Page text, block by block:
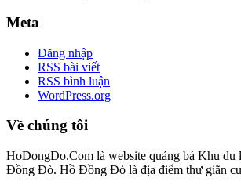
Meta
Đăng nhập
RSS bài viết
RSS bình luận
WordPress.org
Về chúng tôi
HoDongDo.Com là website quảng bá Khu
Đồng Đò. Hồ Đồng Đò là địa điểm thư giãn